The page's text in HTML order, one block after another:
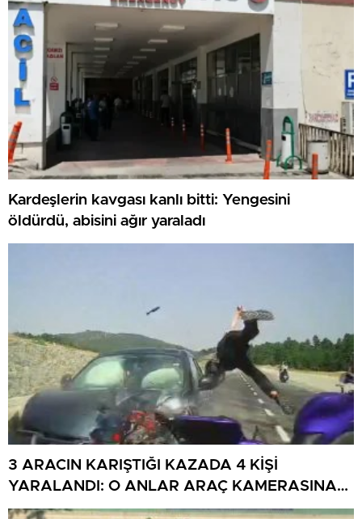
Kardeşlerin kavgası kanlı bitti: Yengesini
öldürdü, abisini ağır yaraladı
3 ARACIN KARIŞTIĞI KAZADA 4 KİŞİ
YARALANDI: O ANLAR ARAÇ KAMERASINA
YANSIDI